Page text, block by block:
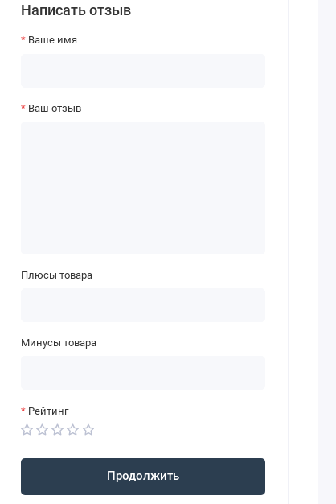
Написать отзыв
Ваше имя
Ваш отзыв
Плюсы товара
Минусы товара
Рейтинг
Продолжить